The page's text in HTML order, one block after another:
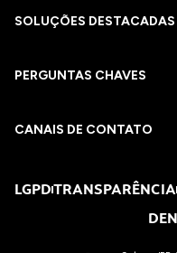
SOLUÇÕES DESTACADAS
PERGUNTAS CHAVES​
CANAIS DE CONTATO
LGPDTRANSPARÊNCIA